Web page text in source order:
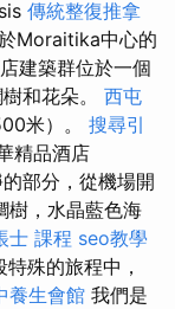
傳統整復推拿
Moraitika中心的
建築群位於一個
和花朵。 西屯
米）。 搜尋引
精品酒店
部分，從機場開
樹，水晶藍色海
士 課程 seo教學
特殊的旅程中，
養生會館 我們是